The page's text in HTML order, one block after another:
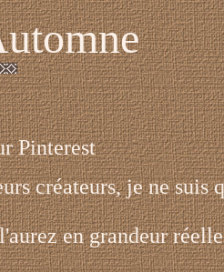
Pinterest
créateurs, je ne suis
en grandeur